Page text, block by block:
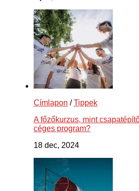
Címlapon /Tippek
A főzőkurzus, mint
céges program?
18 dec, 2024